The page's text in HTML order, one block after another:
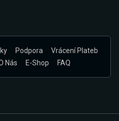
Podpora
Vrácení Plateb
Nás E-Shop FAQ